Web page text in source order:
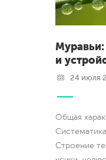
и
24 июля
Общая
Строение